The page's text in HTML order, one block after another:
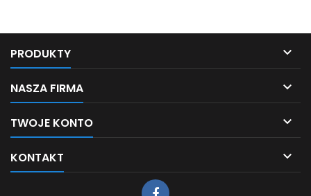
PRODUKTY 
NASZA FIRMA 
TWOJE KONTO 
KONTAKT 